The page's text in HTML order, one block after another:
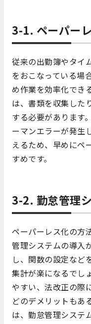
3-1. ペーパー
従来の出勤簿やタイ
をおこなっている場
め作業を効率化でき
は、書類を収集した
する必要があります
ーマンエラーが発生
えるため、早めにペ
すめです。
3-2. 勤怠管理
ペーパーレス化の方
管理システムの導入
し、関数の設定など
集計が楽になるでし
やすい、法改正の際
どのデメリットもあ
は、勤怠管理システ